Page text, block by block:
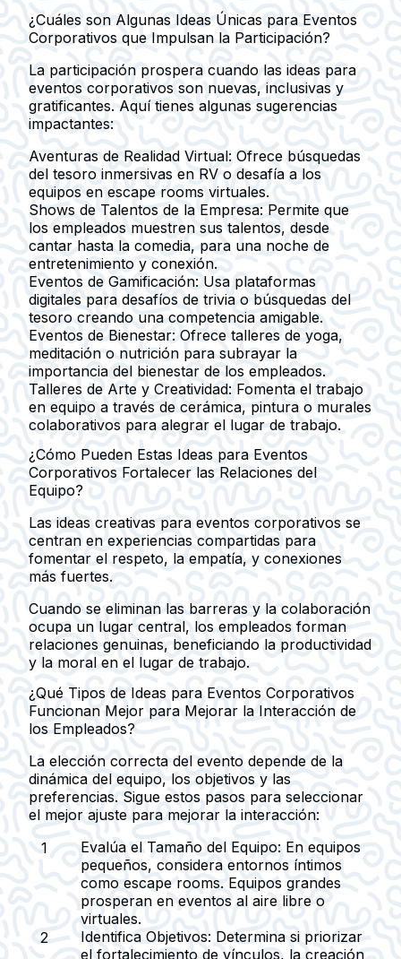
¿Cuáles son Algunas Ideas Únicas para Eventos
Corporativos que Impulsan la Participación?
La participación prospera cuando las ideas para
eventos corporativos son nuevas, inclusivas y
gratificantes. Aquí tienes algunas sugerencias
impactantes:
Aventuras de Realidad Virtual: Ofrece búsquedas
del tesoro inmersivas en RV o desafía a los
equipos en escape rooms virtuales.
Shows de Talentos de la Empresa: Permite que
los empleados muestren sus talentos, desde
cantar hasta la comedia, para una noche de
entretenimiento y conexión.
Eventos de Gamificación: Usa plataformas
digitales para desafíos de trivia o búsquedas del
tesoro creando una competencia amigable.
Eventos de Bienestar: Ofrece talleres de yoga,
meditación o nutrición para subrayar la
importancia del bienestar de los empleados.
Talleres de Arte y Creatividad: Fomenta el trabajo
en equipo a través de cerámica, pintura o murales
colaborativos para alegrar el lugar de trabajo.
¿Cómo Pueden Estas Ideas para Eventos
Corporativos Fortalecer las Relaciones del
Equipo?
Las ideas creativas para eventos corporativos se
centran en experiencias compartidas para
fomentar el respeto, la empatía, y conexiones
más fuertes.
Cuando se eliminan las barreras y la colaboración
ocupa un lugar central, los empleados forman
relaciones genuinas, beneficiando la productividad
y la moral en el lugar de trabajo.
¿Qué Tipos de Ideas para Eventos Corporativos
Funcionan Mejor para Mejorar la Interacción de
los Empleados?
La elección correcta del evento depende de la
dinámica del equipo, los objetivos y las
preferencias. Sigue estos pasos para seleccionar
el mejor ajuste para mejorar la interacción:
Evalúa el Tamaño del Equipo: En equipos
pequeños, considera entornos íntimos
como escape rooms. Equipos grandes
prosperan en eventos al aire libre o
virtuales.
Identifica Objetivos: Determina si priorizar
el fortalecimiento de vínculos, la creación